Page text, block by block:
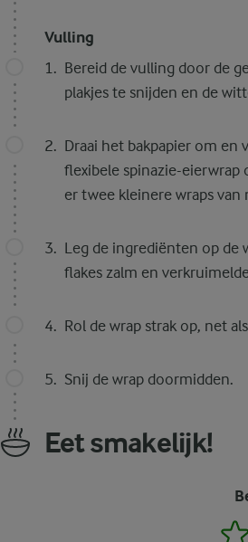
Vulling
Bereid de vulling door de
plakjes te snijden en de
Draai het bakpapier om
flexibele spinazie-
er twee kleinere wraps van
Leg de ingrediënten op de
flakes zalm en
Rol de wrap strak op, net
Snij de wrap doormidden.
Eet smakelijk!